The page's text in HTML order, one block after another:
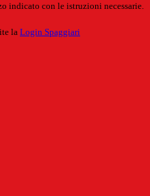
indicato con le istruzioni necessarie.
la Login Spaggiari